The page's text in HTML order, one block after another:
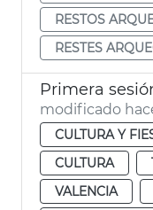
RESTOS
RESTES
modificado
CULTURA Y
CULTURA
VALENCIA